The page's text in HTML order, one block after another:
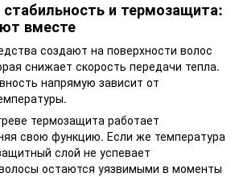
стабильность и термозащита:
вместе
создают на поверхности волос
снижает скорость передачи тепла.
напрямую зависит от
термозащита работает
свою функцию. Если же температура
слой не успевает
остаются уязвимыми в моменты